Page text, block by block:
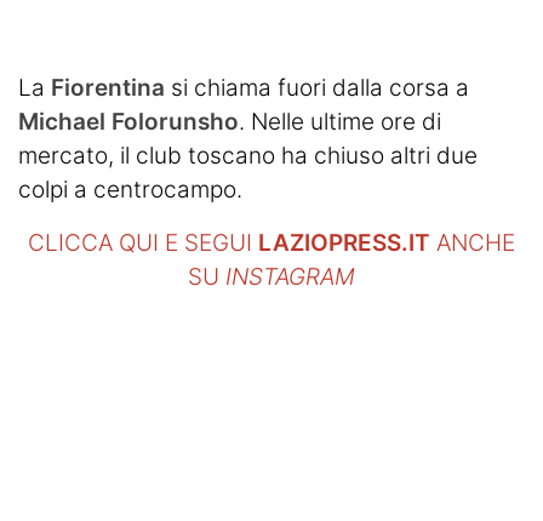
La Fiorentina si chiama fuori dalla corsa a
Michael Folorunsho. Nelle ultime ore di
mercato, il club toscano ha chiuso altri due
colpi a centrocampo.
CLICCA QUI E SEGUI LAZIOPRESS.IT ANCHE
SU INSTAGRAM